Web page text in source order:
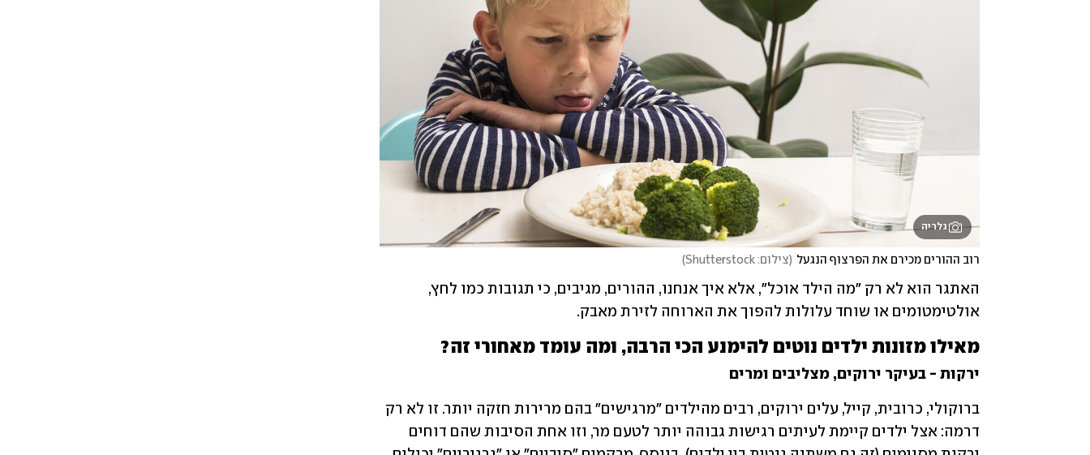
גלריה
רוב ההורים מכירם את הפרצוף הנגעל (צילום: Shutterstock )
אולטימטומים או שוחד עלולות להפוך את הארוחה לזירת מאבק.
מאילו מזונות ילדים נוטים להימנע הכי הרבה, ומה עומד מאחורי זה?
ירקות - בעיקר ירוקים, מצליבים ומרים